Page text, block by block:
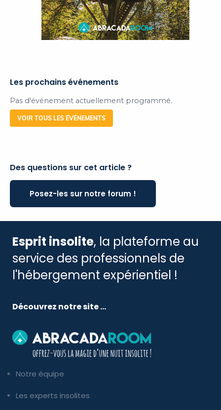
Les prochains événements
Pas d'événement actuellement programmé.
VOIR TOUS LES ÉVÉNEMENTS
Des questions sur cet article ?
Posez-les sur notre forum !
Esprit insolite, la plateforme au
service des professionnels de
l'hébergement expérientiel !
Découvrez notre site ...
Notre équipe
Les experts insolites